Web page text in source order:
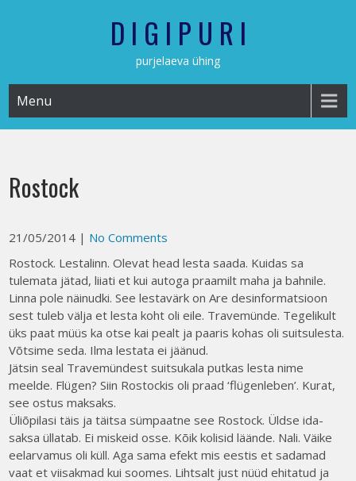
D I G I P U R I
purjelaeva ühing
Menu
Rostock
21/05/2014 | No Comments
Rostock. Lestalinn. Olevat head lesta saada. Kuidas sa
tulemata jätad, liiati et kui autoga praamilt maha ja bahnile.
Linna pole näinudki. See lestavärk on Are desinformatsioon
sest tuleb välja et lesta koht oli eile. Travemünde. Tegelikult
üks paat müüs ka otse kai pealt ja paaris kohas oli suitsulesta.
Võtsime seda. Ilma lestata ei jäänud.
Jätsin seal Travemündest suitsukala putkas lesta nime
meelde. Flügen? Siin Rostockis oli praad ‘flügenleben’. Kurat,
see ostus maksaks.
Üliõpilasi täis ja täitsa sümpaatne see Rostock. Üldse ida-
saksa üllatab. Ei miskeid osse. Kõik kolisid läände. Nali. Väike
eelarvamus oli küll. Aga sama efekt mis eestis et sadamad
vaat et viisakmad kui soomes. Lihtsalt just nüüd ehitatud ja